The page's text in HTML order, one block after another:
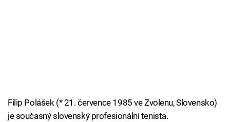
Filip Polášek (* 21. července 1985 ve Zvolenu, Slovensko)
je současný slovenský profesionální tenista.